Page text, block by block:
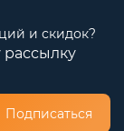
и скидок?
Подписаться